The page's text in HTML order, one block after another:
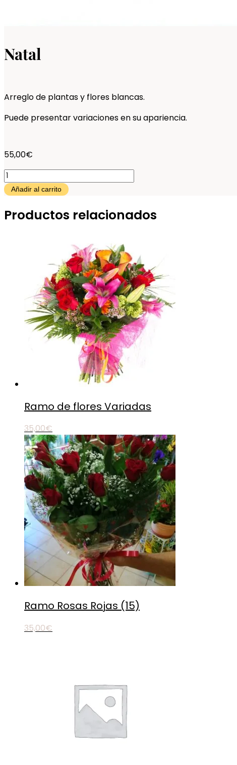
Natal
Arreglo de plantas y flores blancas.
Puede presentar variaciones en su apariencia.
55,00€
Natal
cantidad
Añadir al carrito
Productos relacionados
Ramo de flores Variadas
35,00€
Ramo Rosas Rojas (15)
35,00€